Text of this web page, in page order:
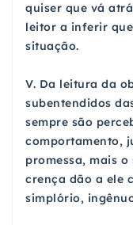
quiser que vá
leitor a inferir
situação.
V. Da leitura da
subentendidos
sempre são
comportamento,
promessa, mais
crença dão a ele
simplório,